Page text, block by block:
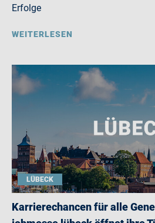
Erfolge
WEITERLESEN
LÜBECK
Karrierechancen für alle